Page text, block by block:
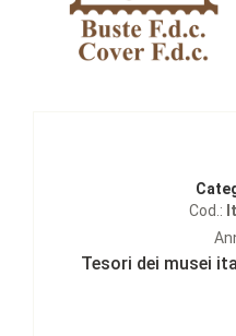
Cod.:
Tesori dei musei